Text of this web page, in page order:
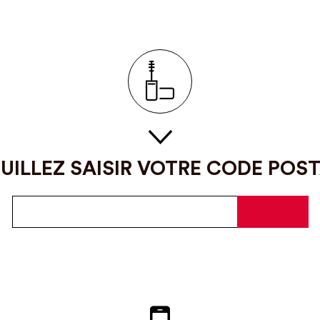
SAISIR VOTRE CODE